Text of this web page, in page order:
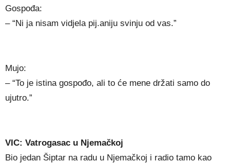
Gospođa:
– “Ni ja nisam vidjela pij.aniju svinju od vas.”
Mujo:
– “To je istina gospođo, ali to će mene držati samo do
ujutro.”
VIC: Vatrogasac u Njemačkoj
Bio jedan Šiptar na radu u Njemačkoj i radio tamo kao